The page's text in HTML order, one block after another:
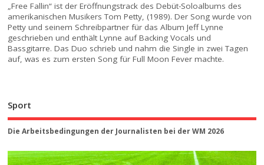
„Free Fallin“ ist der Eröffnungstrack des Debüt-Soloalbums des
amerikanischen Musikers Tom Petty, (1989). Der Song wurde von
Petty und seinem Schreibpartner für das Album Jeff Lynne
geschrieben und enthält Lynne auf Backing Vocals und
Bassgitarre. Das Duo schrieb und nahm die Single in zwei Tagen
auf, was es zum ersten Song für Full Moon Fever machte.
Sport
Die Arbeitsbedingungen der Journalisten bei der WM 2026